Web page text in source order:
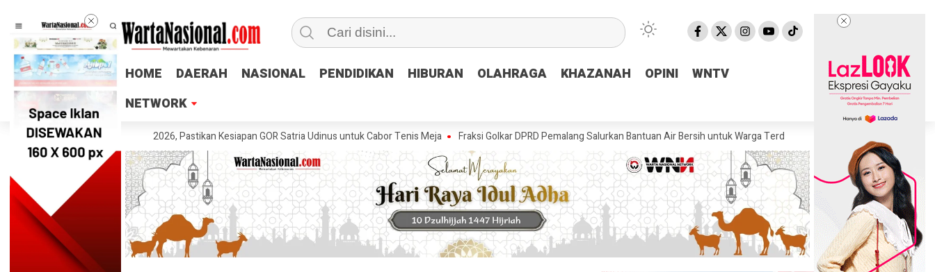
HOME DAERAH NASIONAL PENDIDIKAN HIBURAN OLAHRAGA KHAZANAH OPINI
WNTV
NETWORK
HOME DAERAH NASIONAL PENDIDIKAN HIBURAN OLAHRAGA KHAZANAH OPINI
WNTV
NETWORK
Tinjau Venue POPDA 2026, Pastikan Kesiapan GOR Satria Udinus untuk Cabor Tenis Meja Fraksi Golkar DPRD Pemalang Salurkan Bantuan Air Bersih untuk Warga Terdampak Kekeringan di Pulosari